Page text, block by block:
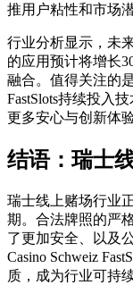
推用户粘性和市场潜
行业分析显示，未
的应用预计将增长
融合。值得关注的
FastSlots持续投入
更多安心与创新体验
结语：瑞士
瑞士线上赌场行业
期。合法牌照的严
了更加安全、以及
Casino Schweiz
质，成为行业可持